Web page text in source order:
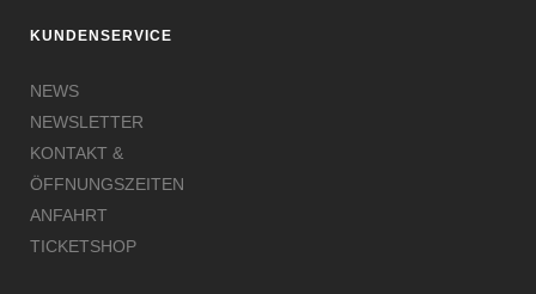
KUNDENSERVICE
NEWS
NEWSLETTER
KONTAKT &
ÖFFNUNGSZEITEN
ANFAHRT
TICKETSHOP